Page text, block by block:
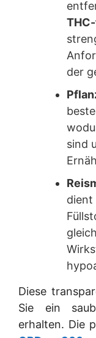
der
sind
dient
Diese
Sie ein
erhalten. Die